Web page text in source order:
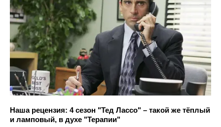
Наша рецензия: 4 сезон "Тед Лассо" – такой же тёплый
и ламповый, в духе "Терапии"